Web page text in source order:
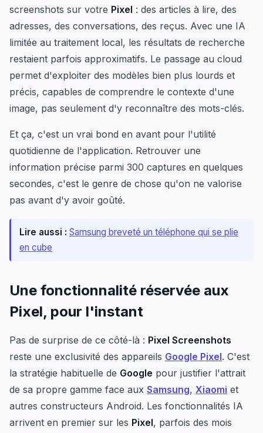
screenshots sur votre Pixel : des articles à lire, des
adresses, des conversations, des reçus. Avec une IA
limitée au traitement local, les résultats de recherche
restaient parfois approximatifs. Le passage au cloud
permet d'exploiter des modèles bien plus lourds et
précis, capables de comprendre le contexte d'une
image, pas seulement d'y reconnaître des mots-clés.
Et ça, c'est un vrai bond en avant pour l'utilité
quotidienne de l'application. Retrouver une
information précise parmi 300 captures en quelques
secondes, c'est le genre de chose qu'on ne valorise
pas avant d'y avoir goûté.
Lire aussi : Samsung breveté un téléphone qui se plie
en cube
Une fonctionnalité réservée aux
Pixel, pour l'instant
Pas de surprise de ce côté-là : Pixel Screenshots
reste une exclusivité des appareils Google Pixel. C'est
la stratégie habituelle de Google pour justifier l'attrait
de sa propre gamme face aux Samsung, Xiaomi et
autres constructeurs Android. Les fonctionnalités IA
arrivent en premier sur les Pixel, parfois des mois